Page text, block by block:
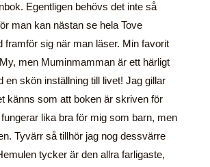
Egentligen behövs det inte så
man kan nästan se hela Tove
framför sig när man läser. Min favorit
men Muminmamman är ett härligt
en skön inställning till livet! Jag gillar
känns som att boken är skriven för
lika bra för mig som barn, men
Tyvärr så tillhör jag nog dessvärre
tycker är den allra farligaste,